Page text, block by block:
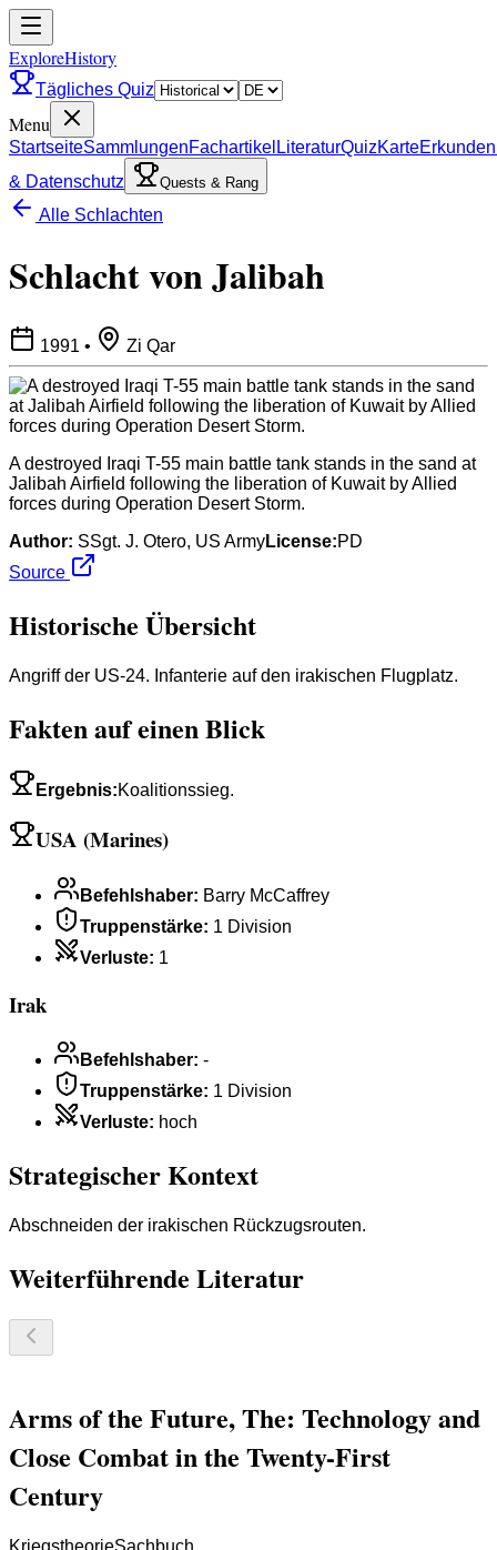
ExploreHistory
Tägliches Quiz
Menu
StartseiteSammlungenFachartikel LiteraturQuizKarteErkunden
& Datenschutz
Quests & Rang
Alle Schlachten
Schlacht von Jalibah
1991 • Zi Qar
A destroyed Iraqi T-55 main battle tank stands in the sand at
Jalibah Airfield following the liberation of Kuwait by Allied
forces during Operation Desert Storm.
Author: SSgt. J. Otero, US ArmyLicense:PD
Source
Historische Übersicht
Angriff der US-24. Infanterie auf den irakischen Flugplatz.
Fakten auf einen Blick
Ergebnis:Koalitionssieg.
USA (Marines)
Befehlshaber: Barry McCaffrey
Truppenstärke: 1 Division
Verluste: 1
Irak
Befehlshaber: -
Truppenstärke: 1 Division
Verluste: hoch
Strategischer Kontext
Abschneiden der irakischen Rückzugsrouten.
Weiterführende Literatur
Arms of the Future, The: Technology and
Close Combat in the Twenty-First
Century
KriegstheorieSachbuch